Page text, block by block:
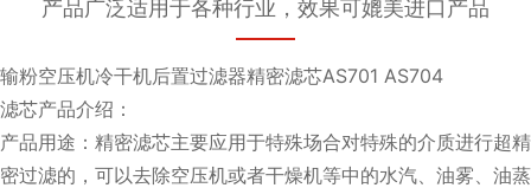
产品广泛适用于各种行业，效果可媲美进口产品
输粉空压机冷干机后置过滤器精密滤芯AS701 AS704
滤芯产品介绍：
产品用途：精密滤芯主要应用于特殊场合对特殊的介质进行超精
密过滤的，可以去除空压机或者干燥机等中的水汽、油雾、油蒸